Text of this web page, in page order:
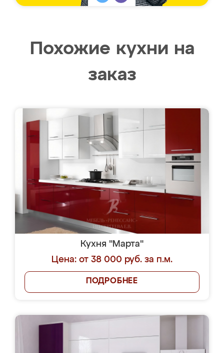
Похожие кухни на
заказ
Кухня "Марта"
Цена: от 38 000 руб. за п.м.
ПОДРОБНЕЕ